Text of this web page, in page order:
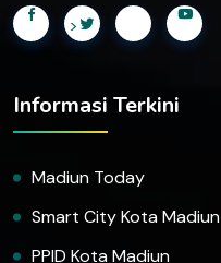
>
Informasi Terkini
Madiun Today
Smart City Kota Madiun
PPID Kota Madiun